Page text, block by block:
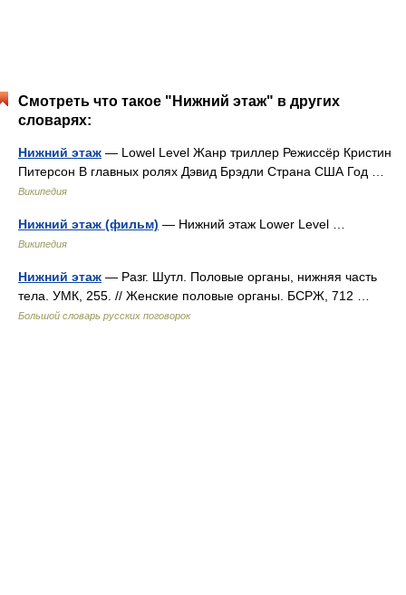
Смотреть что такое "Нижний этаж" в других
словарях:
Нижний этаж — Lowel Level Жанр триллер Режиссёр Кристин
Питерсон В главных ролях Дэвид Брэдли Страна США Год …
Википедия
Нижний этаж (фильм) — Нижний этаж Lower Level …
Википедия
Нижний этаж — Разг. Шутл. Половые органы, нижняя часть
тела. УМК, 255. // Женские половые органы. БСРЖ, 712 …
Большой словарь русских поговорок